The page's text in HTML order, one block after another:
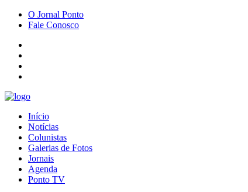
O Jornal Ponto
Fale Conosco
Início
Notícias
Colunistas
Galerias de Fotos
Jornais
Agenda
Ponto TV